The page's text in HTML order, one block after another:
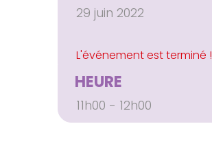
29 juin 2022
HEURE
11h00 - 12h00